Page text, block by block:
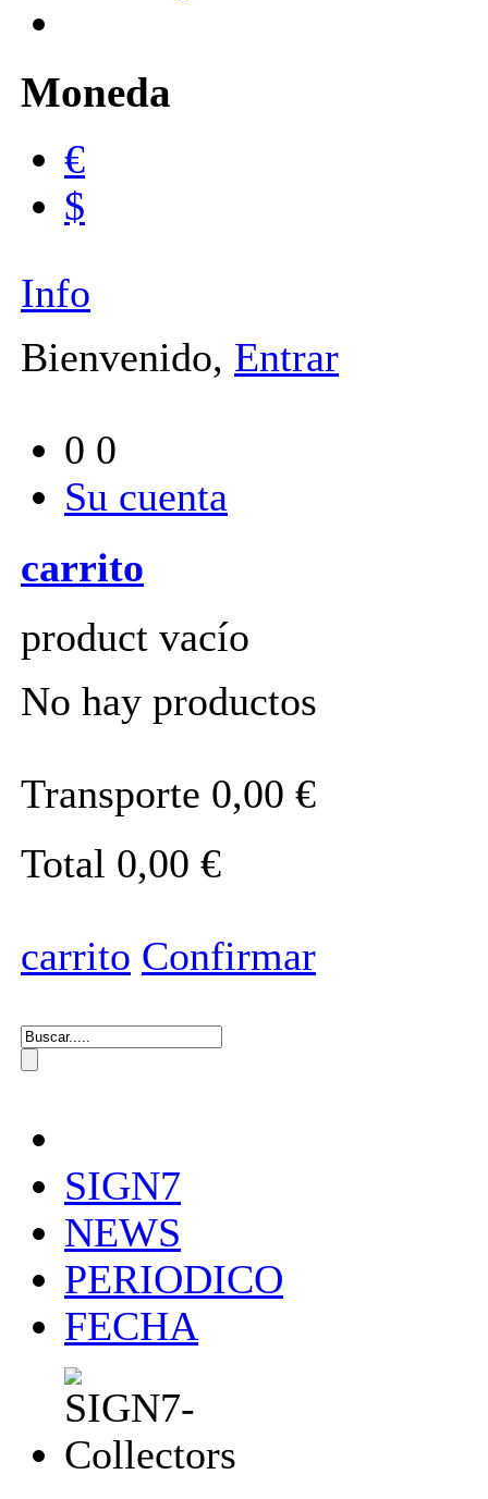
Moneda
€
$
Info
Bienvenido, Entrar
0 0
Su cuenta
carrito
product vacío
No hay productos
Transporte 0,00 €
Total 0,00 €
carrito Confirmar
SIGN7
NEWS
PERIODICO
FECHA